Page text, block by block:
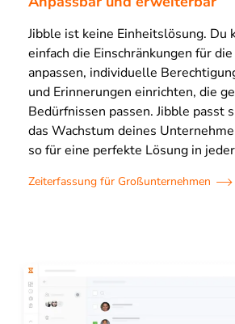
Jibble ist keine Einheitslösung. Du
einfach die Einschränkungen für
anpassen, individuelle
und Erinnerungen einrichten, die
Bedürfnissen passen. Jibble passt
das Wachstum deines
so für eine perfekte Lösung in
Zeiterfassung für Großunternehmen